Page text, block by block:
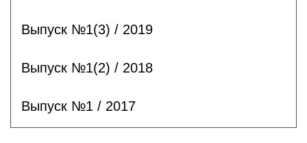
Выпуск №1(3) / 2019
Выпуск №1(2) / 2018
Выпуск №1 / 2017